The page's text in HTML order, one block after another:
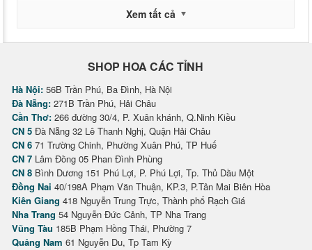
Xem tất cả
SHOP HOA CÁC TỈNH
Hà Nội: 56B Trần Phú, Ba Đình, Hà Nội
Đà Nẵng: 271B Trần Phú, Hải Châu
Cần Thơ: 266 đường 30/4, P. Xuân khánh, Q.Ninh Kiều
CN 5 Đà Nẵng 32 Lê Thanh Nghị, Quận Hải Châu
CN 6 71 Trường Chinh, Phường Xuân Phú, TP Huế
CN 7 Lâm Đồng 05 Phan Đình Phùng
CN 8 Bình Dương 151 Phú Lợi, P. Phú Lợi, Tp. Thủ Dầu Một
Đồng Nai 40/198A Phạm Văn Thuận, KP.3, P.Tân Mai Biên Hòa
Kiên Giang 418 Nguyễn Trung Trực, Thành phố Rạch Giá
Nha Trang 54 Nguyễn Đức Cảnh, TP Nha Trang
Vũng Tàu 185B Phạm Hồng Thái, Phường 7
Quảng Nam 61 Nguyễn Du, Tp Tam Kỳ